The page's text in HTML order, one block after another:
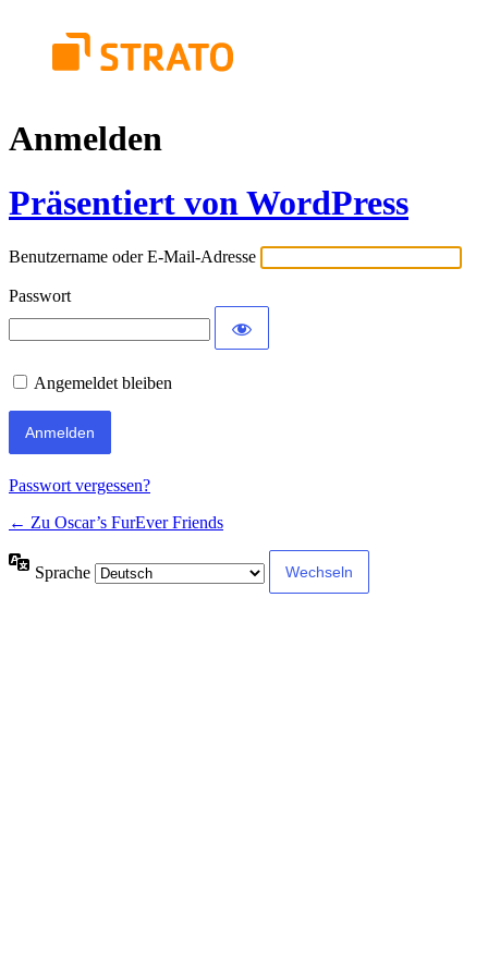
Anmelden
Präsentiert von WordPress
Benutzername oder E-Mail-Adresse
Passwort
Angemeldet bleiben
Passwort vergessen?
← Zu Oscar’s FurEver Friends
Sprache